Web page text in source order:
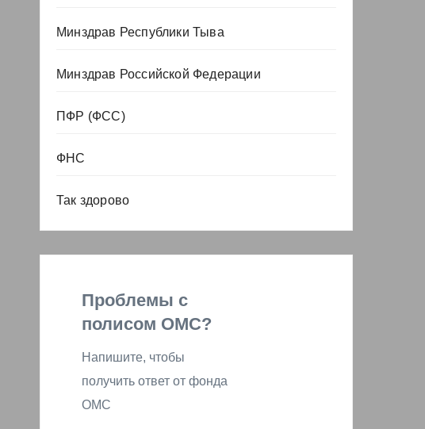
Минздрав Республики Тыва
Минздрав Российской Федерации
ПФР (ФСС)
ФНС
Так здорово
Проблемы с
полисом ОМС?
Напишите, чтобы
получить ответ от фонда
ОМС